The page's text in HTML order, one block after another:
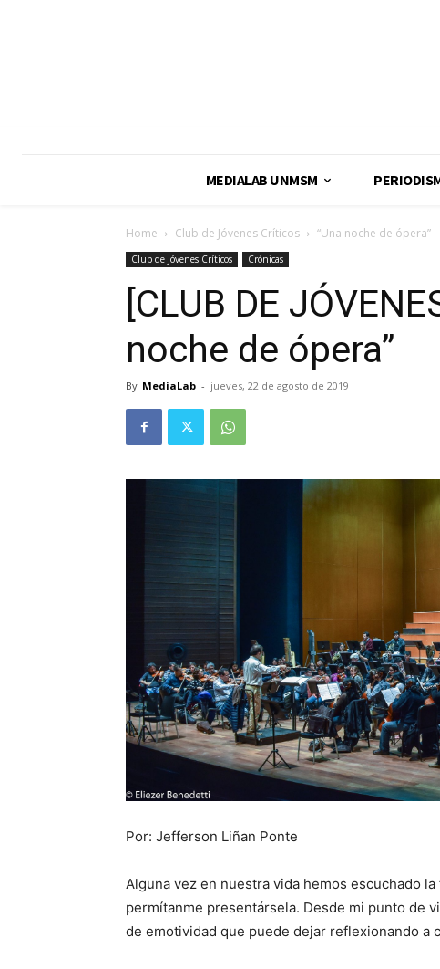
MEDIALAB UNMSM
Home Club de Jóvenes Críticos “Una noche de ópera”
Club de Jóvenes Críticos Crónicas
[CLUB DE
noche de ópera”
By MediaLab - jueves, 22 de agosto de 2019
Por: Jefferson Liñan Ponte
Alguna vez en nuestra vida hemos escuchado
permítanme presentársela. Desde mi punto de
de emotividad que puede dejar reflexionando a